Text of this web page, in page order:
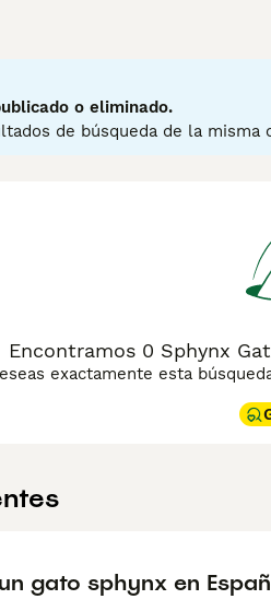
el Sphynx ha ganado
de compra de Sphynx
o eliminado.
de búsqueda de la misma
Encontramos 0 Sphynx
exactamente esta
gato sphynx en